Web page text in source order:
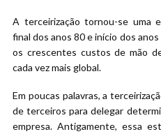
A terceirização tornou-se uma
final dos anos 80 e início dos
os crescentes custos de mão
cada vez mais global.
Em poucas palavras, a
de terceiros para delegar
empresa. Antigamente, essa